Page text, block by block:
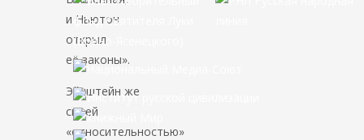
и Ньютон
открыл
её законы».
Эйнштейн же
своей
«относительностью»